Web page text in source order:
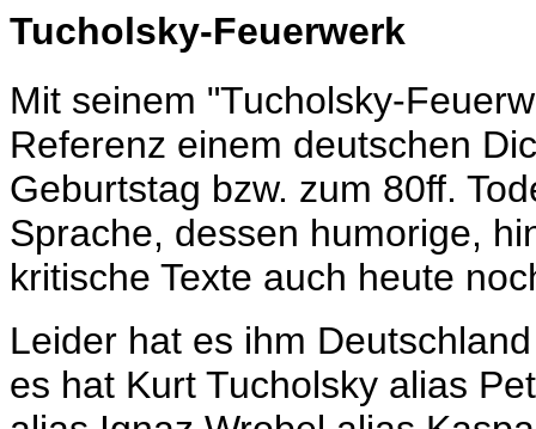
Tucholsky-Feuerwerk
Mit seinem "Tucholsky-
Referenz einem deutschen
Geburtstag bzw. zum 80ff.
Sprache, dessen humorige,
kritische Texte auch heute
Leider hat es ihm
es hat Kurt Tucholsky alias